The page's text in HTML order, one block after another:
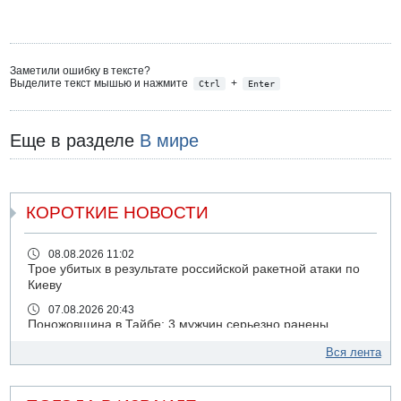
Заметили ошибку в тексте?
Выделите текст мышью и нажмите
Ctrl + Enter
Еще в разделе В мире
КОРОТКИЕ НОВОСТИ
08.08.2026 11:02
Трое убитых в результате российской ракетной атаки по
Киеву
07.08.2026 20:43
Поножовщина в Тайбе: 3 мужчин серьезно ранены
Ynet: "Хизбалла" запустила БПЛА со взрывчаткой по
Вся лента